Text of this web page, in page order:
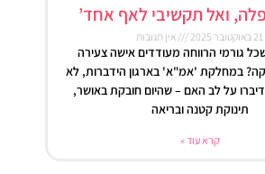
ואל תקשיבי לאף אחד’
21 באוקטובר 2025 אין תגובות
גורמי הרווחה מעודדים אישה צעירה
במחלקת 'אמ"א' בארגון הידברות, לא
ודיברו על לב האם – שהיום חובקת באושר,
תינוקת קטנה ובריאה
קרא עוד »